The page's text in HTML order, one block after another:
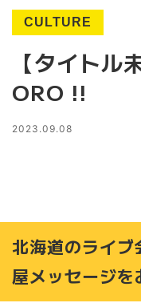
CULTURE
【タイトル
ORO !!
2023.09.08
北海道のライ
屋メッセージを